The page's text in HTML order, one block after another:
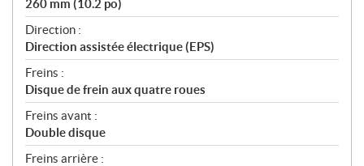
260 mm (10.2 po)
Direction :
Direction assistée électrique (EPS)
Freins :
Disque de frein aux quatre roues
Freins avant :
Double disque
Freins arrière :